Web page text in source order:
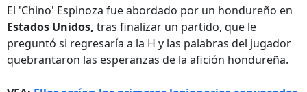
periodistas y
comunicadores
sociales"
El 'Chino' Espinoza fue abordado por un hondureño en
Estados Unidos, tras finalizar un partido, que le
preguntó si regresaría a la H y las palabras del jugador
quebrantaron las esperanzas de la afición hondureña.